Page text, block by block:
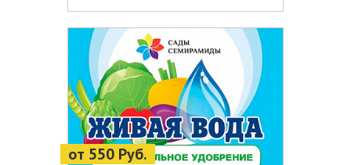
от 550 Руб.